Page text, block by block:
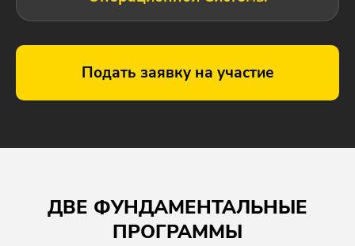
Подать заявку на участие
ДВЕ ФУНДАМЕНТАЛЬНЫЕ
ПРОГРАММЫ